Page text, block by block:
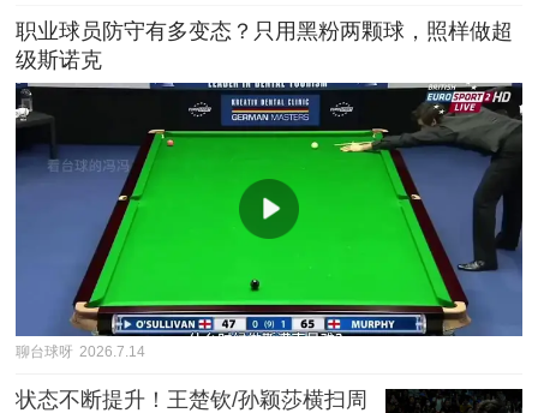
职业球员防守有多变态？只用黑粉两颗球，照样做超
级斯诺克
聊台球呀 2026.7.14
状态不断提升！王楚钦/孙颖莎横扫周